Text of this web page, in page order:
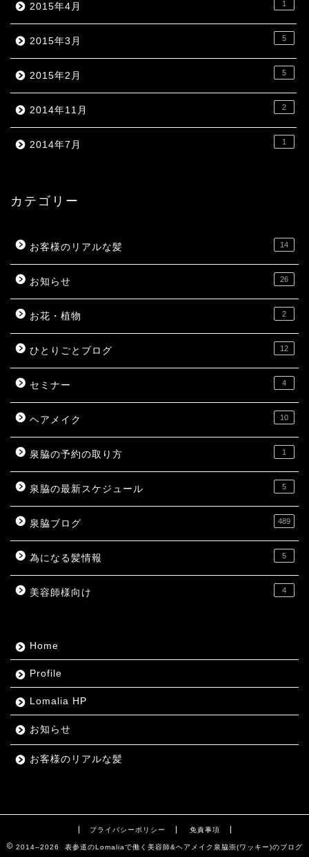
2015年4月 1
2015年3月 5
2015年2月 5
2014年11月 2
2014年7月 1
カテゴリー
お客様のリアルな髪 14
お知らせ 26
お花・植物 2
ひとりごとブログ 12
セミナー 4
ヘアメイク 10
泉脇の予約の取り方 1
泉脇の最新スケジュール 5
泉脇ブログ 489
為になる髪情報 5
美容師様向け 4
Home
Profile
Lomalia HP
お知らせ
お客様のリアルな髪
プライバシーポリシー 免責事項
2014–2026 表参道のLomaliaで働く美容師&ヘアメイク泉脇崇(ワッキー)のブログ